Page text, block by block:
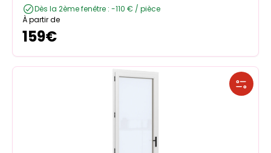
Dès la 2ème fenêtre : -110 € / pièce
À partir de
159€